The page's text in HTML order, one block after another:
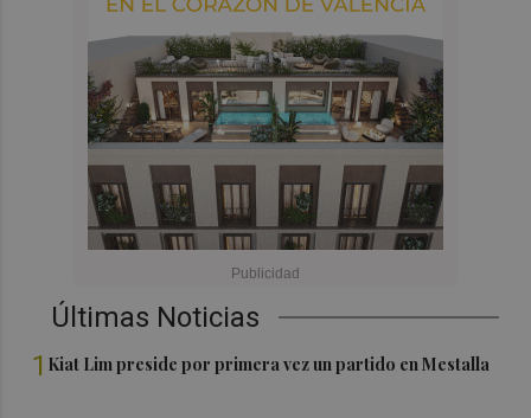
Últimas Noticias
1 Kiat Lim preside por primera vez un partido en Mestalla